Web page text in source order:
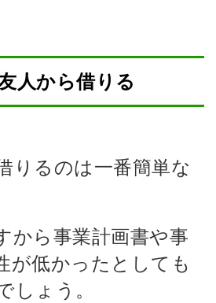
人から借りる
りるのは一番簡単な
から事業計画書や事
が低かったとしても
しょう。